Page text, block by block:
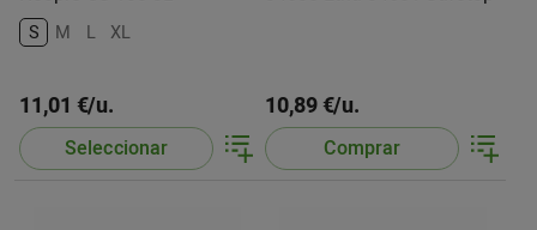
S M L XL
11,01 €/u.
Seleccionar
10,89 €/u.
Comprar